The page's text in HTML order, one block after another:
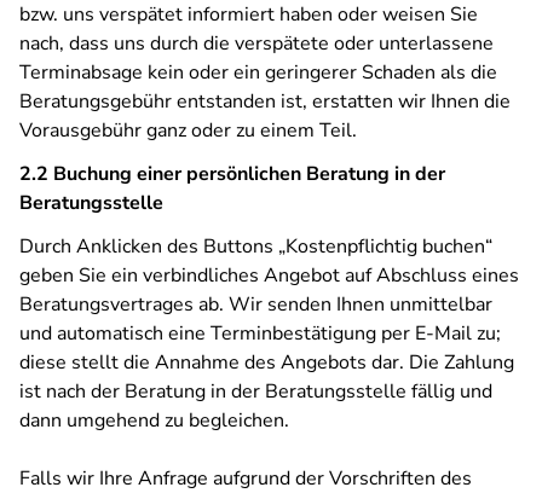
bzw. uns verspätet informiert haben oder weisen Sie
nach, dass uns durch die verspätete oder unterlassene
Terminabsage kein oder ein geringerer Schaden als die
Beratungsgebühr entstanden ist, erstatten wir Ihnen die
Vorausgebühr ganz oder zu einem Teil.
2.2 Buchung einer persönlichen Beratung in der
Beratungsstelle
Durch Anklicken des Buttons „Kostenpflichtig buchen“
geben Sie ein verbindliches Angebot auf Abschluss eines
Beratungsvertrages ab. Wir senden Ihnen unmittelbar
und automatisch eine Terminbestätigung per E-Mail zu;
diese stellt die Annahme des Angebots dar. Die Zahlung
ist nach der Beratung in der Beratungsstelle fällig und
dann umgehend zu begleichen.
Falls wir Ihre Anfrage aufgrund der Vorschriften des